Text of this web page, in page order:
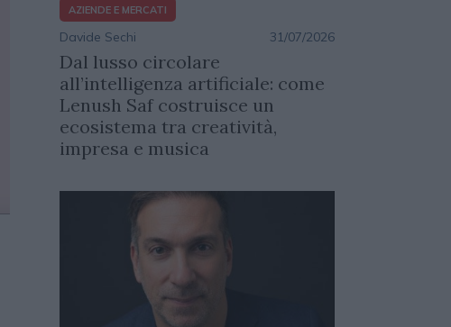
AZIENDE E MERCATI
Davide Sechi 31/07/2026
Dal lusso circolare
all’intelligenza artificiale: come
Lenush Saf costruisce un
ecosistema tra creatività,
impresa e musica